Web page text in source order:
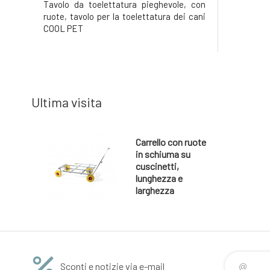
Tavolo da toelettatura pieghevole, con
ruote, tavolo per la toelettatura dei cani
COOL PET
Ultima visita
Carrello con ruote
in schiuma su
cuscinetti,
lunghezza e
larghezza
telescopica,
Sconti e notizie via e-mail